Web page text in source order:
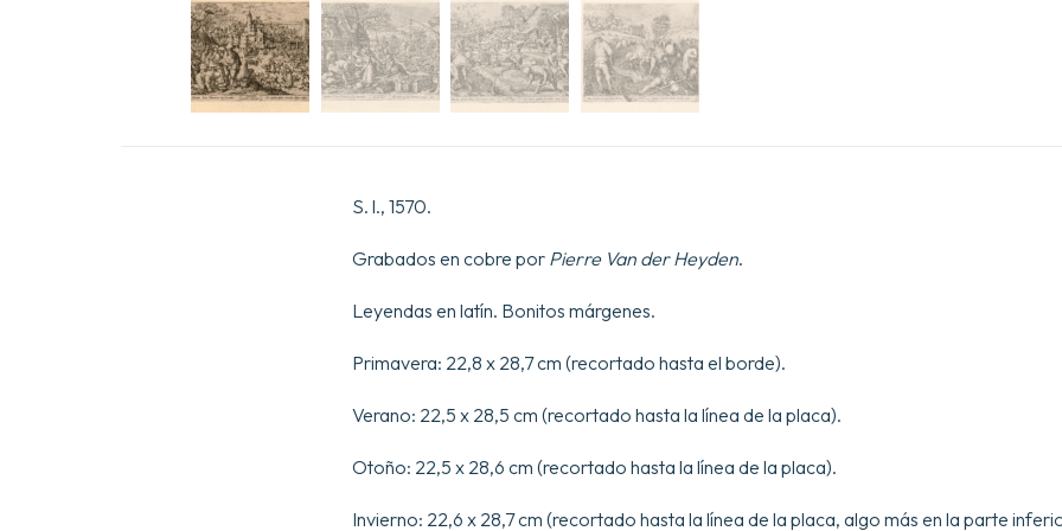
S. l., 1570.
Grabados en cobre por Pierre Van der Heyden.
Leyendas en latín. Bonitos márgenes.
Primavera: 22,8 x 28,7 cm (recortado hasta el borde).
Verano: 22,5 x 28,5 cm (recortado hasta la línea de la placa).
Otoño: 22,5 x 28,6 cm (recortado hasta la línea de la placa).
Invierno: 22,6 x 28,7 cm (recortado hasta la línea de la placa, algo más en la parte